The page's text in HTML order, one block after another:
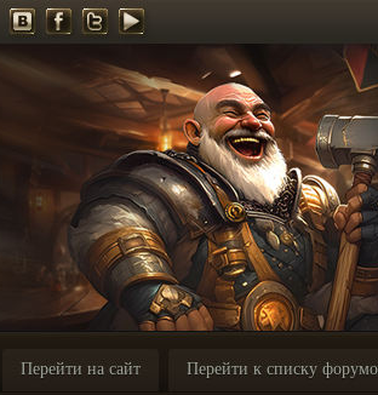
Перейти на сайт Перейти к списку